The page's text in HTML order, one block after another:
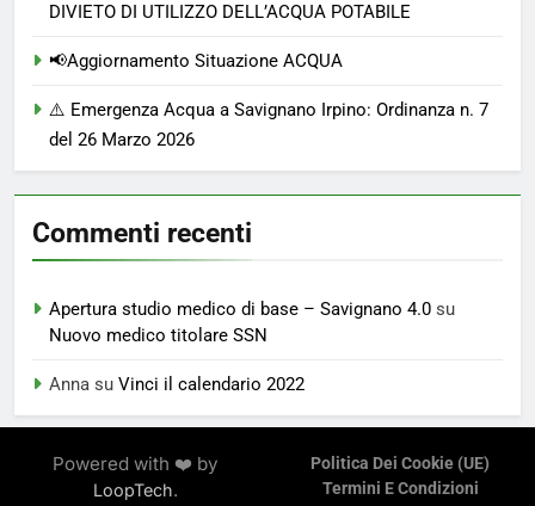
DIVIETO DI UTILIZZO DELL’ACQUA POTABILE
📢Aggiornamento Situazione ACQUA
⚠️ Emergenza Acqua a Savignano Irpino: Ordinanza n. 7
del 26 Marzo 2026
Commenti recenti
Apertura studio medico di base – Savignano 4.0 su
Nuovo medico titolare SSN
Anna su Vinci il calendario 2022
Powered with ❤️ by
LoopTech.
Politica Dei Cookie (UE)
Termini E Condizioni